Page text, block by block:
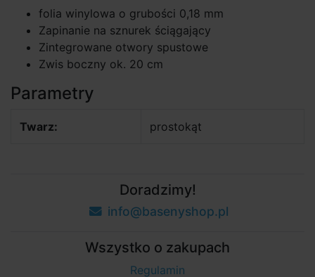
folia winylowa o grubości 0,18 mm
Zapinanie na sznurek ściągający
Zintegrowane otwory spustowe
Zwis boczny ok. 20 cm
Parametry
Twarz: prostokąt
Doradzimy!
info@basenyshop.pl
Wszystko o zakupach
Regulamin